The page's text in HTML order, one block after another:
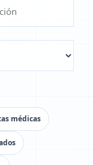
médicas